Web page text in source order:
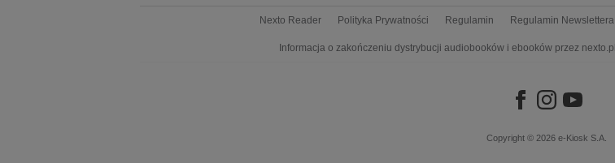
Nexto Reader Polityka Prywatności Regulamin Regulamin Newslettera
Informacja o zakończeniu dystrybucji audiobooków i ebooków przez nexto.pl
Copyright © 2026 e-Kiosk S.A.